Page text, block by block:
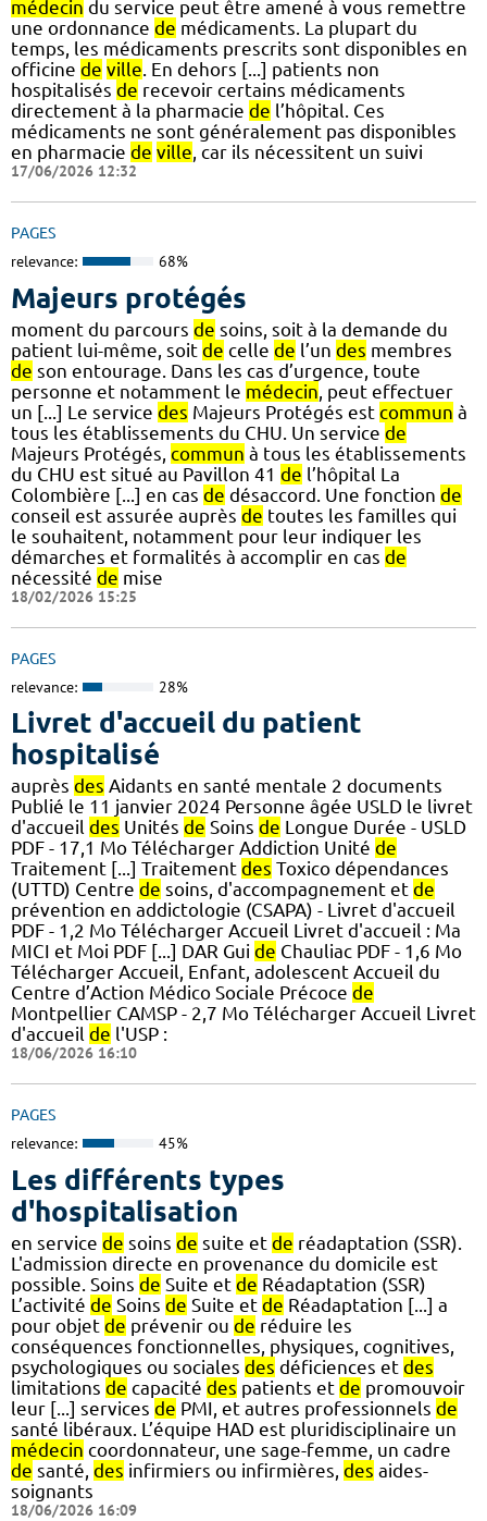
médecin du service peut être amené à vous remettre
une ordonnance de médicaments. La plupart du
temps, les médicaments prescrits sont disponibles en
officine de ville. En dehors [...] patients non
hospitalisés de recevoir certains médicaments
directement à la pharmacie de l’hôpital. Ces
médicaments ne sont généralement pas disponibles
en pharmacie de ville, car ils nécessitent un suivi
17/06/2026 12:32
PAGES
relevance: 68%
Majeurs protégés
moment du parcours de soins, soit à la demande du
patient lui-même, soit de celle de l’un des membres
de son entourage. Dans les cas d’urgence, toute
personne et notamment le médecin , peut effectuer
un [...] Le service des Majeurs Protégés est commun à
tous les établissements du CHU. Un service de
Majeurs Protégés, commun à tous les établissements
du CHU est situé au Pavillon 41 de l’hôpital La
Colombière [...] en cas de désaccord. Une fonction de
conseil est assurée auprès de toutes les familles qui
le souhaitent, notamment pour leur indiquer les
démarches et formalités à accomplir en cas de
nécessité de mise
18/02/2026 15:25
PAGES
relevance: 28%
Livret d'accueil du patient
hospitalisé
auprès des Aidants en santé mentale 2 documents
Publié le 11 janvier 2024 Personne âgée USLD le livret
d'accueil des Unités de Soins de Longue Durée - USLD
PDF - 17,1 Mo Télécharger Addiction Unité de
Traitement [...] Traitement des Toxico dépendances
(UTTD) Centre de soins, d'accompagnement et de
prévention en addictologie (CSAPA) - Livret d'accueil
PDF - 1,2 Mo Télécharger Accueil Livret d'accueil : Ma
MICI et Moi PDF [...] DAR Gui de Chauliac PDF - 1,6 Mo
Télécharger Accueil, Enfant, adolescent Accueil du
Centre d’Action Médico Sociale Précoce de
Montpellier CAMSP - 2,7 Mo Télécharger Accueil Livret
d'accueil de l'USP :
18/06/2026 16:10
PAGES
relevance: 45%
Les différents types
d'hospitalisation
en service de soins de suite et de réadaptation (SSR).
L'admission directe en provenance du domicile est
possible. Soins de Suite et de Réadaptation (SSR)
L’activité de Soins de Suite et de Réadaptation [...] a
pour objet de prévenir ou de réduire les
conséquences fonctionnelles, physiques, cognitives,
psychologiques ou sociales des déficiences et des
limitations de capacité des patients et de promouvoir
leur [...] services de PMI, et autres professionnels de
santé libéraux. L’équipe HAD est pluridisciplinaire un
médecin coordonnateur, une sage-femme, un cadre
de santé, des infirmiers ou infirmières, des aides-
soignants
18/06/2026 16:09